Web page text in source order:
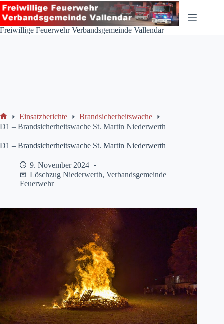
Zum
Inhalt
springen
Freiwillige Feuerwehr Verbandsgemeinde Vallendar
Start
Einsatzberichte
Brandsicherheitswache
D1 – Brandsicherheitswache St. Martin Niederwerth
D1 – Brandsicherheitswache St. Martin Niederwerth
9. November 2024
Löschzug Niederwerth, Verbandsgemeinde
Feuerwehr